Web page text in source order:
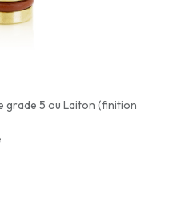
grade 5 ou Laiton (finition